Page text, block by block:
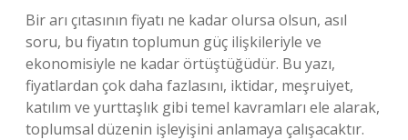
Bir arı çıtasının fiyatı ne kadar olursa olsun, asıl
soru, bu fiyatın toplumun güç ilişkileriyle ve
ekonomisiyle ne kadar örtüştüğüdür. Bu yazı,
fiyatlardan çok daha fazlasını, iktidar, meşruiyet,
katılım ve yurttaşlık gibi temel kavramları ele alarak,
toplumsal düzenin işleyişini anlamaya çalışacaktır.